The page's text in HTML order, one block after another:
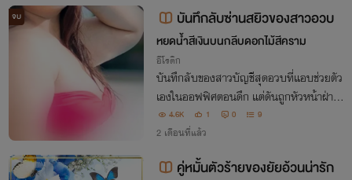
จบ บันทึกลับซ่านสยิวของสาวอวบ
หยดน้ำสีเงินบนกลีบดอกไม้สีคราม
อีโรติก
บันทึกลับของสาวบัญชีสุดอวบที่แอบช่วยตัว
เองในออฟฟิศตอนดึก แต่ดันถูกหัวหน้าฝ่าย
ขายสุดหล่อจับได้คาตา! จุดเริ่มต้นของรสรัก
นอกกรอบ ที่จะพาร่างอวบๆ ของเธอไปแตะข
อบสวรรค์ในโลกใบใหม่ที่คุณคาดไม่ถึง!​
4.6K 1 0 9
2 เดือนที่แล้ว
คู่หมั้นตัวร้ายของยัยอ้วนน่ารัก